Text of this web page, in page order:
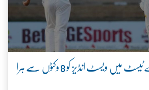
پاکستان نے دوسرے ٹیسٹ میں ویسٹ انڈیز کو 8 وکٹوں سے ہرا